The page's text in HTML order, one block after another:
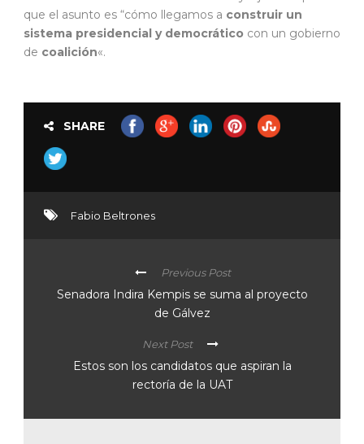
que el asunto es “cómo llegamos a construir un
sistema presidencial y democrático con un gobierno
de coalición«.
SHARE
Fabio Beltrones
Previous Post
Senadora Indira Kempis se suma al proyecto
de Gálvez
Next Post
Estos son los candidatos que aspiran la
rectoría de la UAT